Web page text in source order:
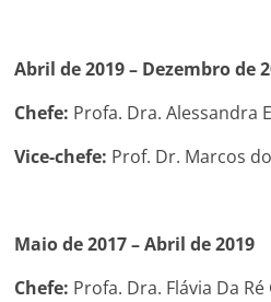
Abril de 2019 – Dezembro de
Chefe: Profa. Dra. Alessandra
Vice-chefe: Prof. Dr. Marcos
Maio de 2017 – Abril de 2019
Chefe: Profa. Dra. Flávia Da